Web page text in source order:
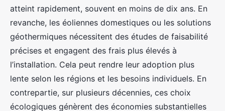
atteint rapidement, souvent en moins de dix ans. En
revanche, les éoliennes domestiques ou les solutions
géothermiques nécessitent des études de faisabilité
précises et engagent des frais plus élevés à
l’installation. Cela peut rendre leur adoption plus
lente selon les régions et les besoins individuels. En
contrepartie, sur plusieurs décennies, ces choix
écologiques génèrent des économies substantielles